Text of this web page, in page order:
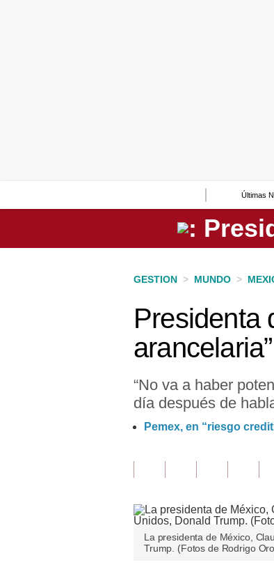
Últimas
Perú
GESTION > MUNDO >
Presidenta
“No va a haber
día después de
Pemex, en “riesgo
La presidenta de México,
Trump. (Fotos de Rodrigo